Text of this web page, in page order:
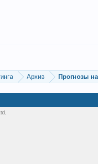
Архив Прогнозы